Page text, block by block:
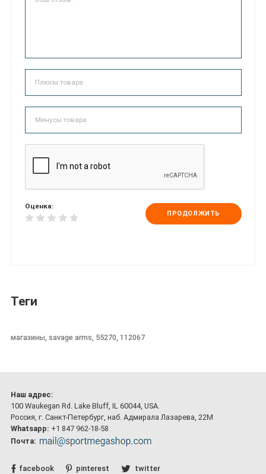
Оценка:
ПРОДОЛЖИТЬ
Теги
магазины, savage arms, 55270, 112067
Наш адрес:
100 Waukegan Rd. Lake Bluff, IL 60044, USA.
Россия, г. Санкт-Петербург, наб. Адмирала Лазарева, 22М
Whatsapp: +1 847 962-18-58
Почта:
facebook pinterest twitter